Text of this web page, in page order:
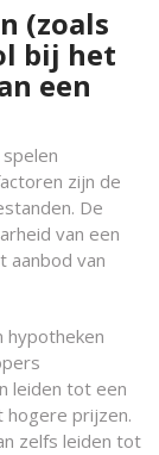
(zoals
bij het
een
zijn de
De
van een
aanbod van
hypotheken
leiden tot een
hogere prijzen.
zelfs leiden tot